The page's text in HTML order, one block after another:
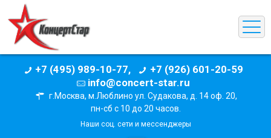
+7 (495) 989-10-77,
+7 (926) 601-20-59
info@concert-star.ru
г.Москва, м.Люблино ул. Судакова, д. 14 оф. 20,
пн-сб с 10 до 20 часов.
Наши соц. сети и мессенджеры